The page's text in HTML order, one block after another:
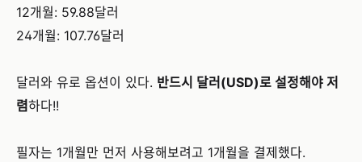
12개월: 59.88달러
24개월: 107.76달러
달러와 유로 옵션이 있다. 반드시 달러(USD)로 설정해야 저
렴하다!!
필자는 1개월만 먼저 사용해보려고 1개월을 결제했다.